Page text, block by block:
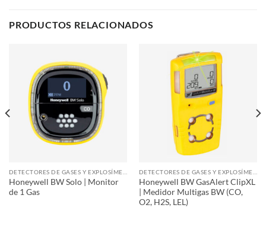
PRODUCTOS RELACIONADOS
DETECTORES DE GASES Y EXPLOSÍMETROS
Honeywell BW Solo | Monitor
de 1 Gas
DETECTORES DE GASES Y EXPLOSÍMETROS
Honeywell BW GasAlert ClipXL
| Medidor Multigas BW (CO,
O2, H2S, LEL)